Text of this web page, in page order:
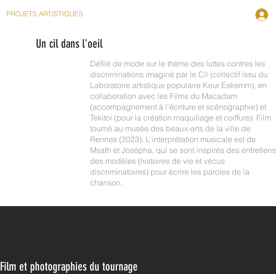
PROJETS ARTISTIQUES
Défilé de mode sur le thème des luttes contres les
discriminations imaginé par le Cil (collectif issu du
Laboratoire artistique populaire Keur Eskemm), en
collaboration avec les Films du Macadam
(accompagnement à l'écriture et scénographie) et
Tekitoi (pour la création maquillage et coiffure). Film
tourné au musée des beaux-arts de la ville de
Rennes (2023). L'interprétation musicale est de
Msath et Josépha, qui se sont inspirés des entretiens
des modèles (histoires de vie et vécus
discriminatoires) pour écrire les paroles de la
chanson.
Un cil dans l'oeil
Film et photographies du tournage